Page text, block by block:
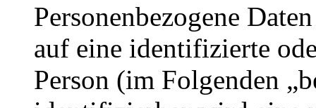
Personenbezogene
auf eine identifizierte
Person (im Folgenden